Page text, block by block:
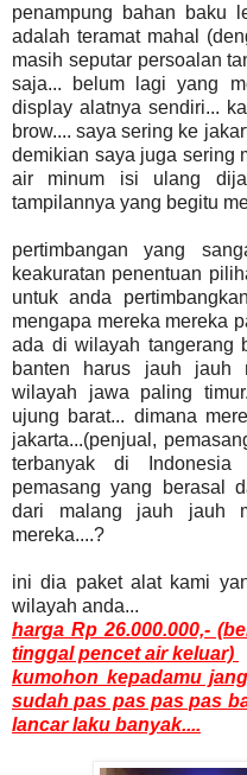
penampung bahan baku
adalah teramat mahal
masih seputar persoalan
saja... belum lagi yang
display alatnya sendiri...
brow.... saya sering ke
demikian saya juga sering
air minum isi ulang
tampilannya yang begitu
pertimbangan yang
keakuratan penentuan
untuk anda
mengapa mereka mereka
ada di wilayah tangerang
banten harus jauh jauh
wilayah jawa paling
ujung barat... dimana
jakarta...(penjual,
terbanyak di
pemasang yang berasal
dari malang jauh jauh
mereka....?
ini dia paket alat kami
wilayah anda...
harga Rp 26.000.000,-
tinggal pencet air keluar)
kumohon kepadamu
sudah pas pas pas pas
lancar laku banyak....